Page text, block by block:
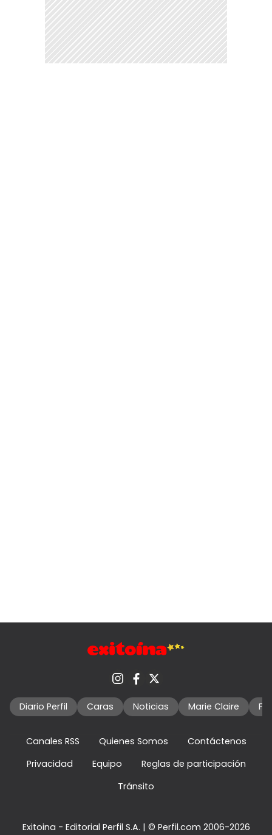
Diario Perfil Caras Noticias Marie Claire
Canales RSS Quienes Somos
Contáctenos
Privacidad
Equipo
Reglas de participación
Tránsito
Exitoina - Editorial Perfil S.A. | © Perfil.com 2006-2026